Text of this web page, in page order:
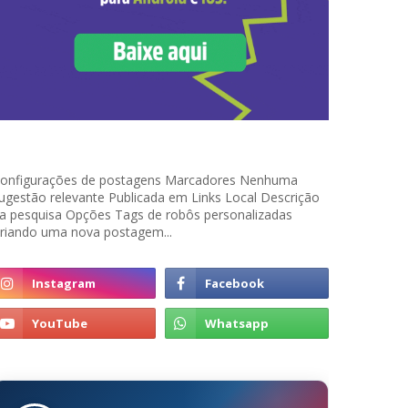
de postagens Marcadores Nenhuma
relevante Publicada em Links Local Descrição
pesquisa Opções Tags de robôs personalizadas
uma nova postagem...